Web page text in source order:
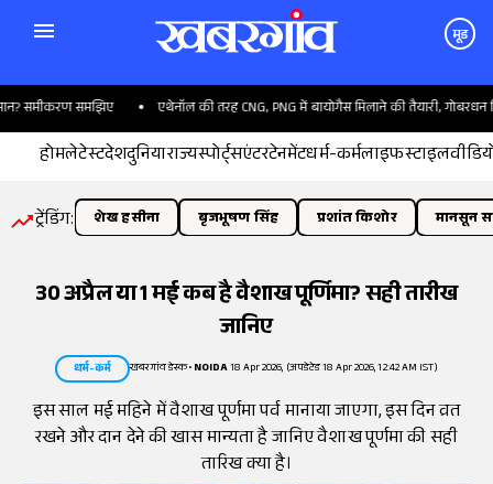
मूड
समीकरण समझिए एथेनॉल की तरह CNG, PNG में बायोगैस मिलाने की तैयारी, गोबरधन
होमलेटेस्टदेशदुनियाराज्यस्पोर्ट्सएंटरटेनमेंटधर्म-कर्मलाइफस्टाइल
ट्रेंडिंग: शेख हसीना बृजभूषण सिंह प्रशांत किशोर मानसून
30 अप्रैल या 1 मई कब है वैशाख पूर्णिमा? सही तारीख
जानिए
धर्म-कर्म खबरगांव डेस्क•NOIDA18 Apr 2026, (अपडेटेड 18 Apr 2026, 12:42 AM IST)
इस साल मई महिने में वैशाख पूर्णमा पर्व मानाया जाएगा, इस दिन व्रत
रखने और दान देने की खास मान्यता है जानिए वैशाख पूर्णमा की सही
तारिख क्या है।